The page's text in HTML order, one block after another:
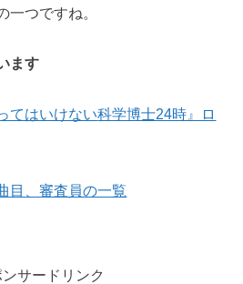
一つですね。
ます
てはいけない科学博士24時』ロ
目、審査員の一覧
ンサードリンク